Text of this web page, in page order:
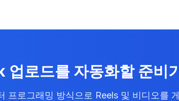
업로드를 자동화할 준비
프로그래밍 방식으로 Reels 및 비디오를